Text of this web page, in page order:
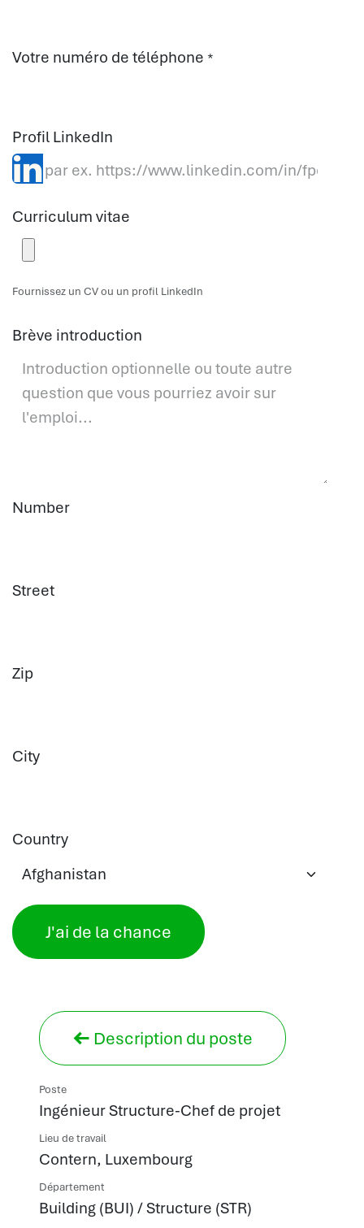
Votre numéro de téléphone *
Profil LinkedIn
Curriculum vitae
Fournissez un CV ou un profil LinkedIn
Brève introduction
Number
Street
Zip
City
Country
J'ai de la chance
Description du poste
Poste
Ingénieur Structure-Chef de projet
Lieu de travail
Contern, Luxembourg
Département
Building (BUI) / Structure (STR)